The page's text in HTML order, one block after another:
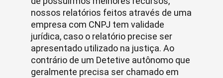
nossos relatórios feitos através de uma
empresa com CNPJ tem validade
jurídica, caso o relatório precise ser
apresentado utilizado na justiça. Ao
contrário de um Detetive autônomo que
geralmente precisa ser chamado em